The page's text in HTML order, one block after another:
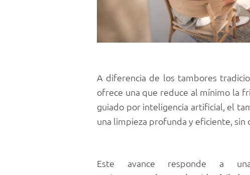
A diferencia de los tambores
ofrece una que reduce al mínimo la
guiado por inteligencia artificial, el
una limpieza profunda y eficiente,
Este avance responde a